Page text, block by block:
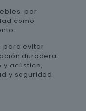
por
como
para evitar
duradera.
y acústico,
y seguridad